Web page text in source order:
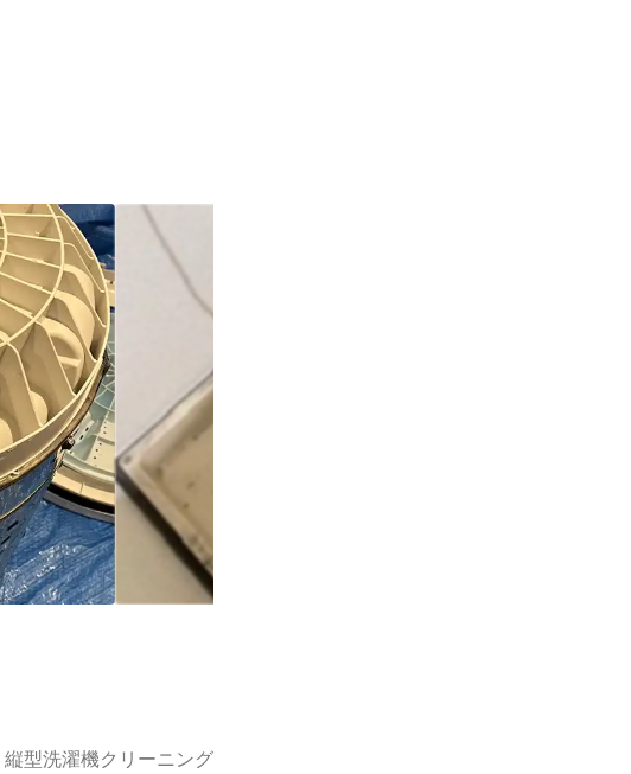
縦型洗濯機クリーニング